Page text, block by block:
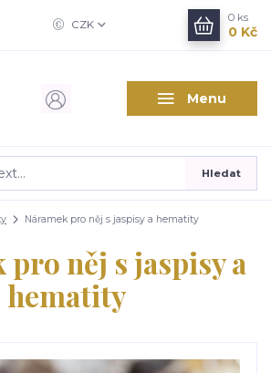
Menu
CZK
Hledat
0 ks
0 Kč
Náramek pro něj s jaspisy a hematity
pro něj s jaspisy a
hematity